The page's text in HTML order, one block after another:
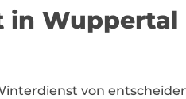
in Wuppertal
von